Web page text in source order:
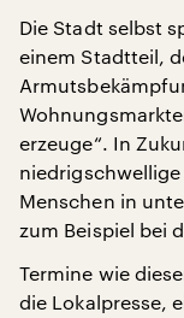
Die Stadt selbst
einem Stadtteil,
erzeuge“. In
Menschen in
zum Beispiel bei
Termine wie
die Lokalpresse,